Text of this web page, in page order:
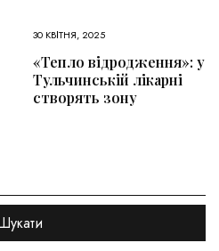
30 КВІТНЯ, 2025
«Тепло відродження»: у
Тульчинській лікарні
створять зону